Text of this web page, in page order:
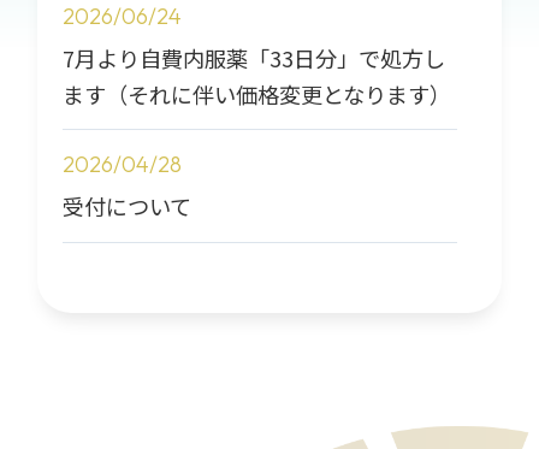
2026/06/24
7月より自費内服薬「33日分」で処方し
ます（それに伴い価格変更となります）
2026/04/28
受付について
キャンセルポリシー改定のお知らせ